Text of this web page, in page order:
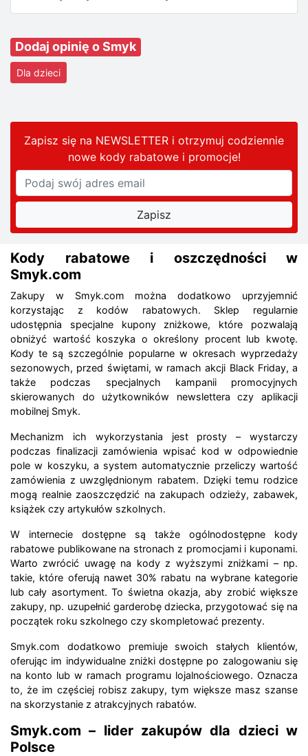
Dodaj opinię o Smyk
Dla dzieci
Zapisz się na NEWSLETTER i otrzymuj codziennie
nowe kody rabatowei promocje!
Kody rabatowe i oszczędności w
Smyk.com
Zakupy w Smyk.com można dodatkowo uprzyjemnić
korzystając z kodów rabatowych. Sklep regularnie
udostępnia specjalne kupony zniżkowe, które pozwalają
obniżyć wartość koszyka o określony procent lub kwotę.
Kody te są szczególnie popularne w okresach wyprzedaży
sezonowych, przed świętami, w ramach akcji Black Friday, a
także podczas specjalnych kampanii promocyjnych
skierowanych do użytkowników newslettera czy aplikacji
mobilnej Smyk.
Mechanizm ich wykorzystania jest prosty – wystarczy
podczas finalizacji zamówienia wpisać kod w odpowiednie
pole w koszyku, a system automatycznie przeliczy wartość
zamówienia z uwzględnionym rabatem. Dzięki temu rodzice
mogą realnie zaoszczędzić na zakupach odzieży, zabawek,
książek czy artykułów szkolnych.
W internecie dostępne są także ogólnodostępne kody
rabatowe publikowane na stronach z promocjami i kuponami.
Warto zwrócić uwagę na kody z wyższymi zniżkami – np.
takie, które oferują nawet 30% rabatu na wybrane kategorie
lub cały asortyment. To świetna okazja, aby zrobić większe
zakupy, np. uzupełnić garderobę dziecka, przygotować się na
początek roku szkolnego czy skompletować prezenty.
Smyk.com dodatkowo premiuje swoich stałych klientów,
oferując im indywidualne zniżki dostępne po zalogowaniu się
na konto lub w ramach programu lojalnościowego. Oznacza
to, że im częściej robisz zakupy, tym większe masz szanse
na skorzystanie z atrakcyjnych rabatów.
Smyk.com – lider zakupów dla dzieci w
Polsce